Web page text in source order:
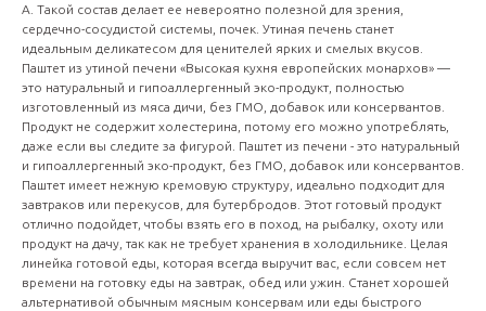
A. Такой состав делает ее невероятно полезной для зрения,
сердечно-сосудистой системы, почек. Утиная печень станет
идеальным деликатесом для ценителей ярких и смелых вкусов.
Паштет из утиной печени «Высокая кухня европейских монархов» —
это натуральный и гипоаллергенный эко-продукт, полностью
изготовленный из мяса дичи, без ГМО, добавок или консервантов.
Продукт не содержит холестерина, потому его можно употреблять,
даже если вы следите за фигурой. Паштет из печени - это натуральный
и гипоаллергенный эко-продукт, без ГМО, добавок или консервантов.
Паштет имеет нежную кремовую структуру, идеально подходит для
завтраков или перекусов, для бутербродов. Этот готовый продукт
отлично подойдет, чтобы взять его в поход, на рыбалку, охоту или
продукт на дачу, так как не требует хранения в холодильнике. Целая
линейка готовой еды, которая всегда выручит вас, если совсем нет
времени на готовку еды на завтрак, обед или ужин. Станет хорошей
альтернативой обычным мясным консервам или еды быстрого